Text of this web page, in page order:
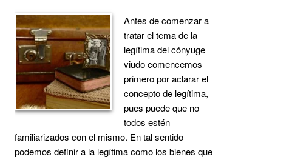
Antes de comenzar a
tratar el tema de la
legítima del cónyuge
viudo comencemos
primero por aclarar el
concepto de legítima,
pues puede que no
todos estén
familiarizados con el mismo. En tal sentido
podemos definir a la legítima como los bienes que